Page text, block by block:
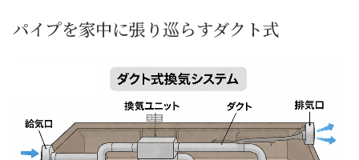
パイプを家中に張り巡らすダクト式